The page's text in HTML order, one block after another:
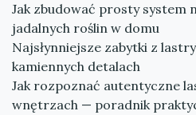
Jak zbudować prosty system
jadalnych roślin w domu
Najsłynniejsze zabytki z
kamiennych detalach
Jak rozpoznać autentyczne
wnętrzach — poradnik